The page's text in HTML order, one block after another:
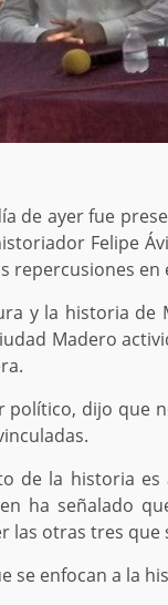
día de ayer fue
Felipe
repercusiones en
y la historia de
Madero
político, dijo que
de la historia
ha señalado
las otras tres
se enfocan a la